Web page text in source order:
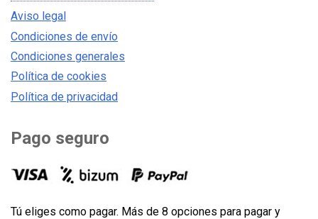
Aviso legal
Condiciones de envío
Condiciones generales
Política de cookies
Política de privacidad
Pago seguro
Tú eliges como pagar. Más de 8 opciones para pagar y